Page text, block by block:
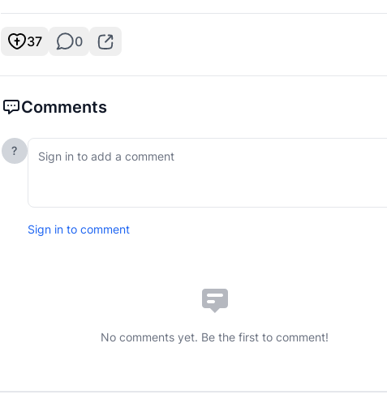
37 0
Comments
?
Sign in to comment
No comments yet. Be the first to comment!